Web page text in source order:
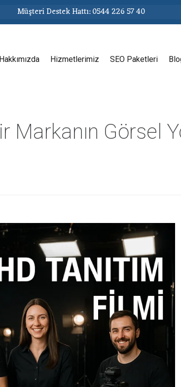
Müşteri Destek Hattı: 0544 226 57 40
Hakkımızda Hizmetlerimiz SEO Paketleri
Markanın Görsel